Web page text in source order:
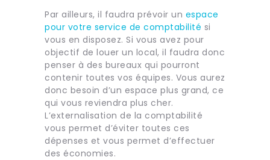
Par ailleurs, il faudra prévoir un espace
pour votre service de comptabilité si
vous en disposez. Si vous avez pour
objectif de louer un local, il faudra donc
penser à des bureaux qui pourront
contenir toutes vos équipes. Vous aurez
donc besoin d’un espace plus grand, ce
qui vous reviendra plus cher.
L’externalisation de la comptabilité
vous permet d’éviter toutes ces
dépenses et vous permet d’effectuer
des économies.